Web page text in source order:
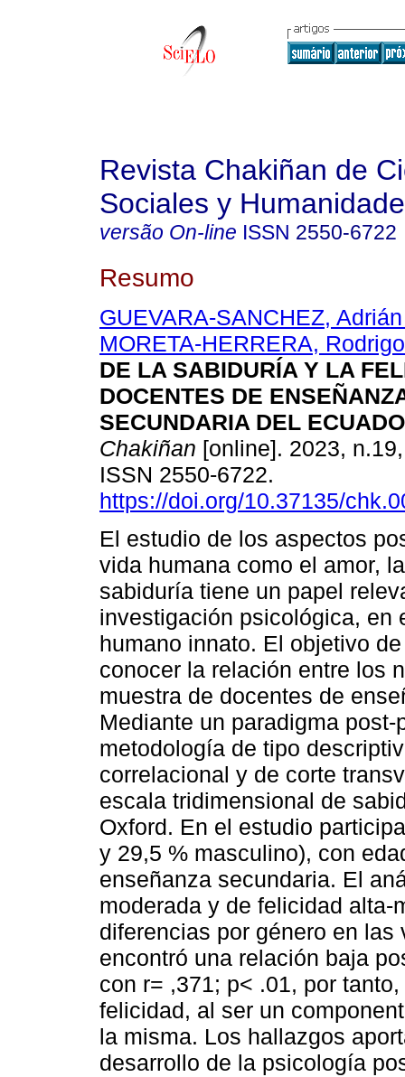
Revista Chakiñan de
Sociales y
versão On-line ISSN 2550-6722
Resumo
GUEVARA-SANCHEZ,
MORETA-HERRERA, Rodrigo
DE LA SABIDURÍA Y LA
DOCENTES DE
SECUNDARIA DEL
Chakiñan [online]. 2023,
ISSN 2550-6722.
https://doi.org/10.37135/
El estudio de los aspectos
vida humana como el amor,
sabiduría tiene un papel
investigación psicológica, en
humano innato. El objetivo
conocer la relación entre los
muestra de docentes de
Mediante un paradigma
metodología de tipo
correlacional y de corte
escala tridimensional de
Oxford. En el estudio
y 29,5 % masculino), con
enseñanza secundaria. El
moderada y de felicidad alta-
diferencias por género en
encontró una relación baja
con r= ,371; p< .01, por
felicidad, al ser un
la misma. Los hallazgos
desarrollo de la psicología